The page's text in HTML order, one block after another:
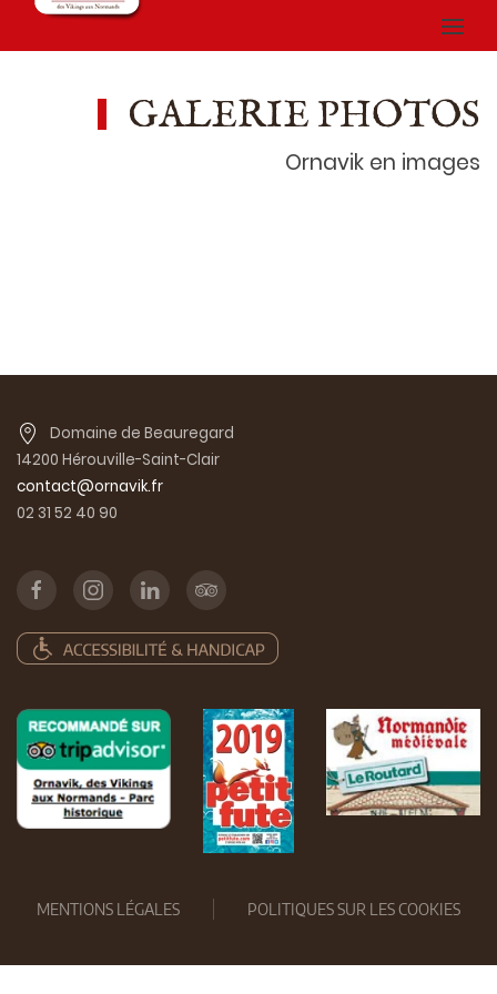
GALERIE PHOTOS
Ornavik en images
Domaine de Beauregard
14200 Hérouville-Saint-Clair
contact@ornavik.fr
02 31 52 40 90
MENTIONS LÉGALES POLITIQUES SUR LES COOKIES